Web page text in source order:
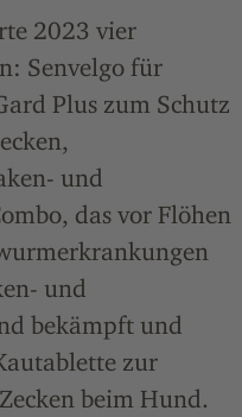
2023 vier
Senvelgo für
Plus zum Schutz
und
das vor Flöhen
und
bekämpft und
zur
beim Hund.